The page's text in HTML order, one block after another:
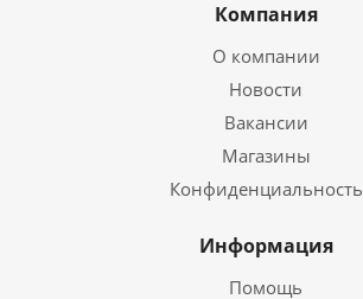
Компания
О компании
Новости
Вакансии
Магазины
Конфиденциальность
Информация
Помощь